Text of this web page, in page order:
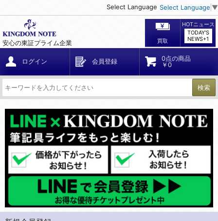
Select Language Select Language ▼
安心の東証プライム企業 買取
HOTニュース
TODAY'S
NEWS+1
ログイン 会員登録
0点の商品
￥0
検索